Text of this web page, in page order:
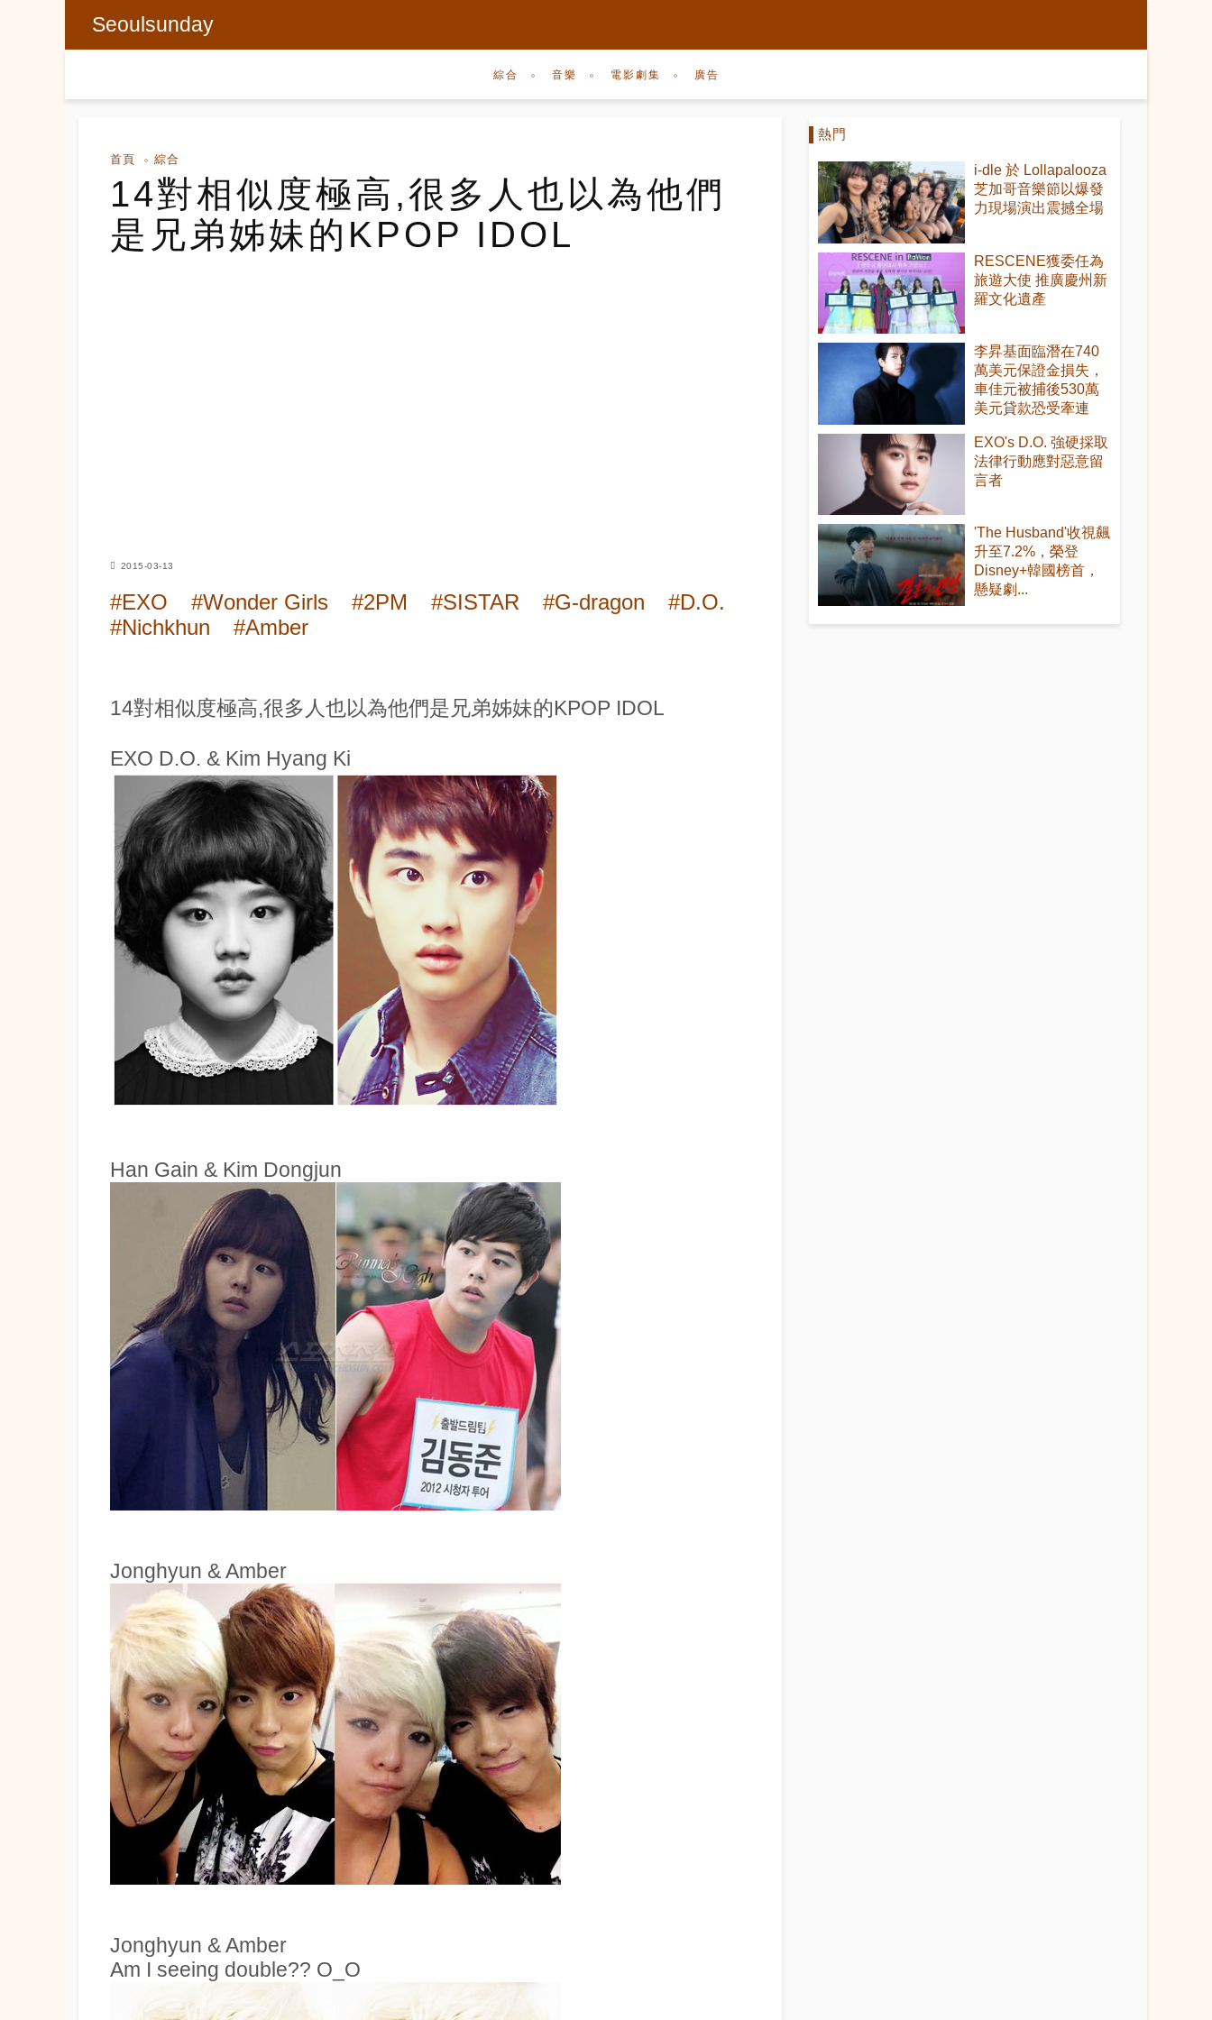
Seoulsunday
綜合 音樂 電影劇集 廣告
首頁 綜合
14對相似度極高,很多人也以為他們
是兄弟姊妹的KPOP IDOL
2015-03-13
#EXO #Wonder Girls #2PM #SISTAR #G-dragon
#D.O.
#Nichkhun
#Amber
14對相似度極高,很多人也以為他們是兄弟姊妹的KPOP IDOL
EXO D.O. & Kim Hyang Ki
Han Gain & Kim Dongjun
Jonghyun & Amber
Jonghyun & Amber
Am I seeing double?? O_O
熱門
i-dle 於 Lollapalooza
芝加哥音樂節以爆發
力現場演出震撼全場
RESCENE獲委任為
旅遊大使 推廣慶州新
羅文化遺產
李昇基面臨潛在740
萬美元保證金損失，
車佳元被捕後530萬
美元貸款恐受牽連
EXO's D.O. 強硬採取
法律行動應對惡意留
言者
'The Husband'收視飆
升至7.2%，榮登
Disney+韓國榜首，
懸疑劇...